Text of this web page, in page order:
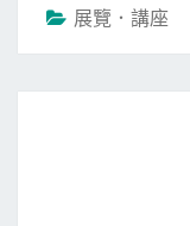
展覽．講座